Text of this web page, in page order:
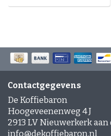
Contactgegevens
De Koffiebaron
Hoogeveenenweg 4 J
2913 LV Nieuwerkerk aan
info@dekoffiebaron.nl